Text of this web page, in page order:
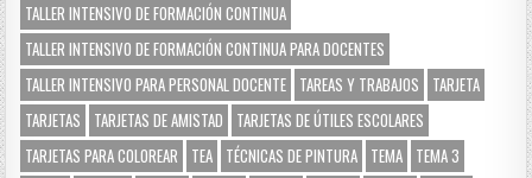
TALLER INTENSIVO DE FORMACIÓN CONTINUA
TALLER INTENSIVO DE FORMACIÓN CONTINUA PARA DOCENTES
TALLER INTENSIVO PARA PERSONAL DOCENTE TAREAS Y TRABAJOS
TARJETA
TARJETAS
TARJETAS DE AMISTAD
TARJETAS DE ÚTILES ESCOLARES
TARJETAS PARA COLOREAR
TEA TÉCNICAS DE PINTURA TEMA TEMA 3